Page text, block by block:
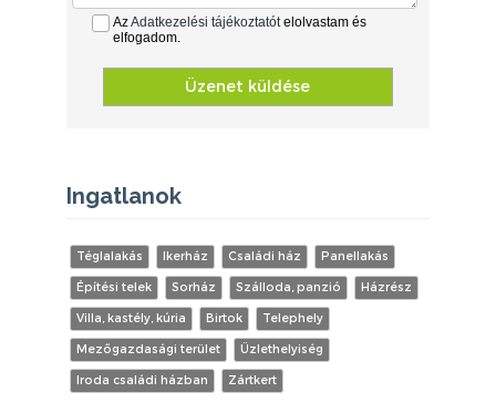
AzAdatkezelési tájékoztatótelolvastam és
elfogadom.
Üzenet küldése
Ingatlanok
Téglalakás Ikerház Családi ház
Panellakás
Építési telek
Sorház Szálloda, panzió
Házrész
Villa, kastély, kúria
Birtok
Telephely
Mezőgazdasági terület
Üzlethelyiség
Iroda családi házban
Zártkert